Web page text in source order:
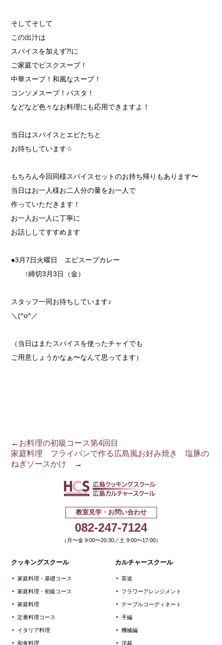
そしてそして
この出汁は
スパイスを加えず⁈に
ご家庭でビスクスープ！
中華スープ！和風なスープ！
コンソメスーブ！パスタ！
などなど色々なお料理にも応用できますよ！
当日はスパイスとエビたちと
お待ちしています☆
もちろん今回同様スパイスセットのお持ち帰りもあります〜
当日はお一人様お二人分の量をお一人で
作っていただきます！
お一人お一人に丁寧に
お話ししてすすめます
●3 月7日火曜日 エビスープカレー
↑締切3 月3日（金）
スタッフ一同お待ちしています♪
＼(^o^／
（当日はまたスパイスを使ったチャイでも
ご用意しょうかなぁ〜なんて思ってます）
← お料理の初級コース第4回目
家庭料理 フライパンで作る広島風お好み焼き 塩豚の
ねぎソースかけ
→
教室見学・お問い合わせ
082-247-7124
（月〜金 9:00〜20:30／土 9:00〜17:00）
クッキングスクール
家庭料理・基礎コース
家庭料理・初級コース
家庭料理
定番料理コース
イタリア料理
和食料理
カルチャースクール
茶道
フラワーアレンジメント
テーブルコーディネート
手編
機械編
洋裁